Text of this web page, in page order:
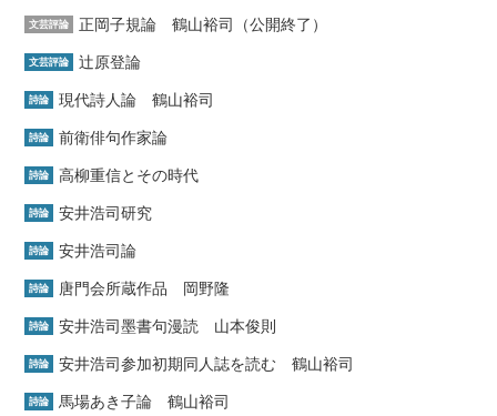
文芸評論 正岡子規論 鶴山裕司（公開終了）
文芸評論 辻原登論
詩論 現代詩人論 鶴山裕司
詩論 前衛俳句作家論
詩論 高柳重信とその時代
詩論 安井浩司研究
詩論 安井浩司論
詩論 唐門会所蔵作品 岡野隆
詩論 安井浩司墨書句漫読 山本俊則
詩論 安井浩司参加初期同人誌を読む 鶴山裕司
詩論 馬場あき子論 鶴山裕司